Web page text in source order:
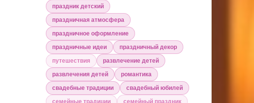
праздник детский
праздничная атмосфера
праздничное оформление
праздничные идеи
праздничный декор
путешествия
развлечение детей
развлечения детей
романтика
свадебные традиции
свадебный юбилей
семейные традиции
семейный праздник